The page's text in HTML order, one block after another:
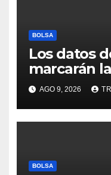
BOLSA
Los datos
marcarán
de la
AGO 9, 2026
BOLSA